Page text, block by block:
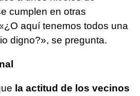
cumplen en otras
aquí tenemos todos una
digno?», se pregunta.
la actitud de los vecinos